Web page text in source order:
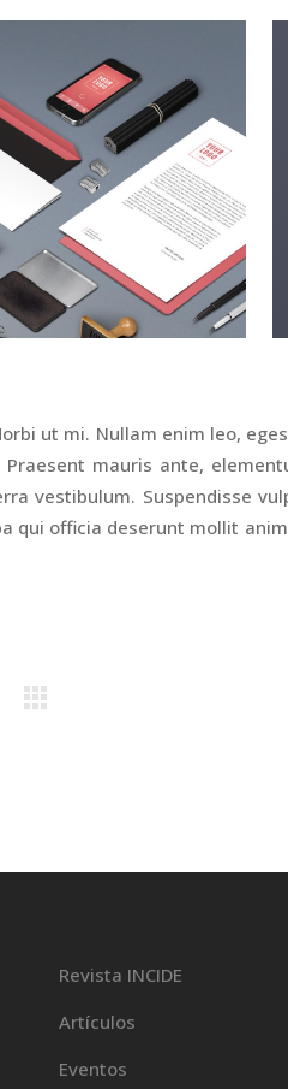
ut mi. Nullam enim leo,
mauris ante,
vestibulum. Suspendisse
qui officia deserunt mollit
Revista INCIDE
Artículos
Eventos